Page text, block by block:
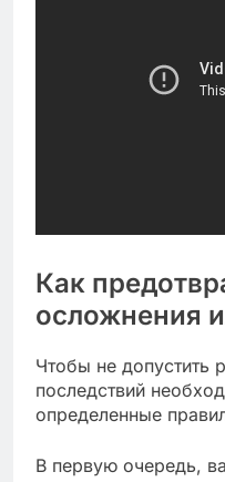
Как
осложнения
Чтобы не допустить
последствий
определенные
В первую очередь,